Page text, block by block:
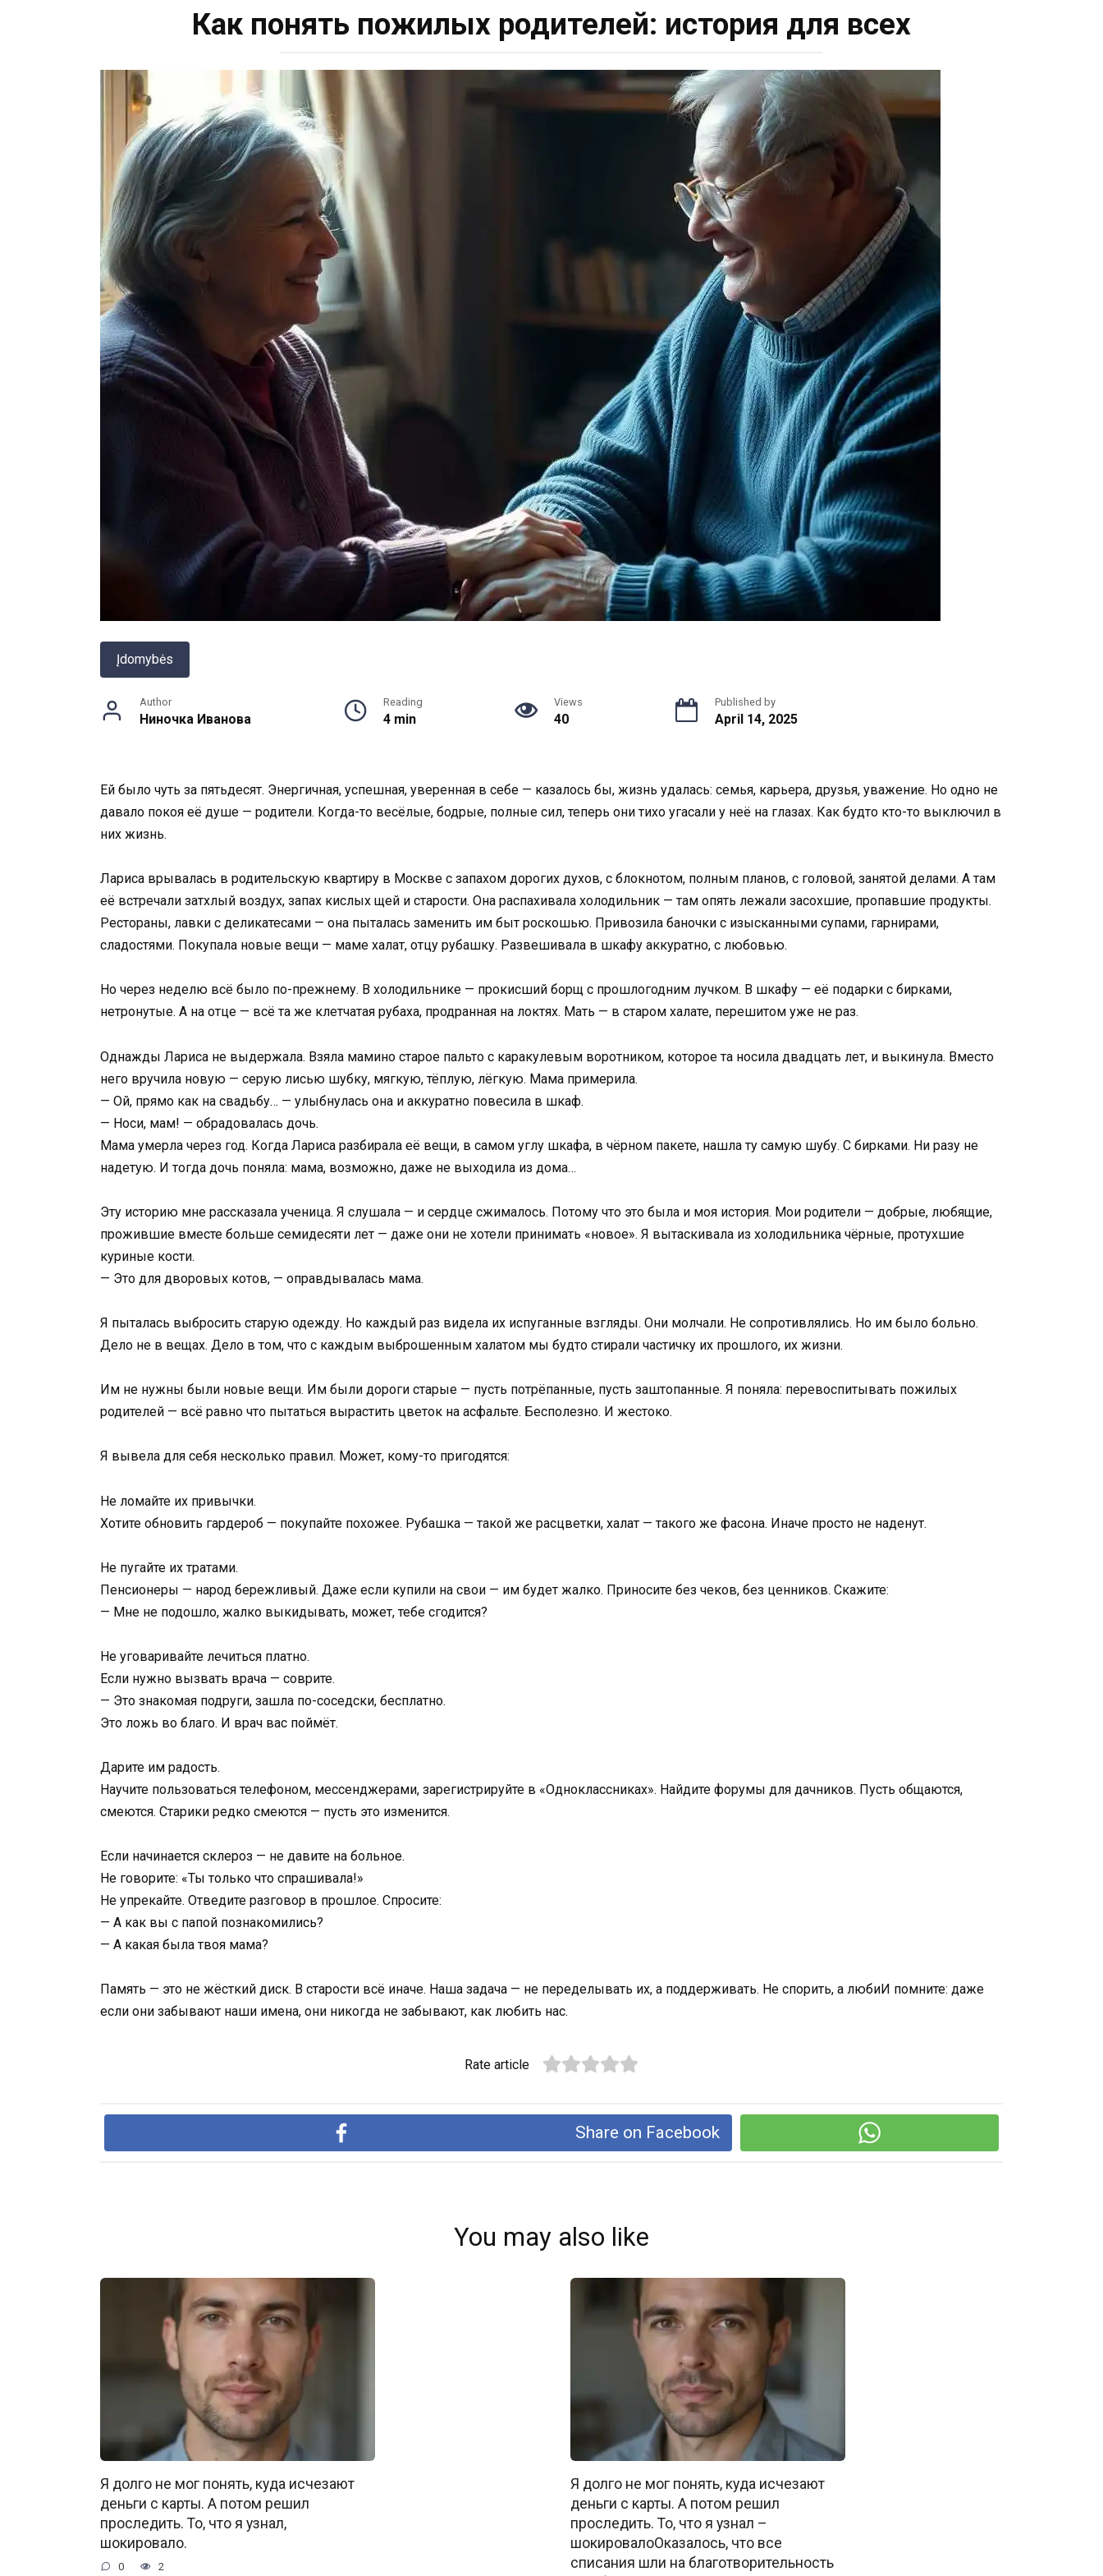
Как понять пожилых родителей: история для всех
Įdomybės
Author
Ниночка Иванова
Reading
4 min
Views
40
Published by
April 14, 2025
Ей было чуть за пятьдесят. Энергичная, успешная, уверенная в себе — казалось бы, жизнь удалась: семья, карьера, друзья, уважение. Но одно не
давало покоя её душе — родители. Когда-то весёлые, бодрые, полные сил, теперь они тихо угасали у неё на глазах. Как будто кто-то выключил в
них жизнь.
Лариса врывалась в родительскую квартиру в Москве с запахом дорогих духов, с блокнотом, полным планов, с головой, занятой делами. А там
её встречали затхлый воздух, запах кислых щей и старости. Она распахивала холодильник — там опять лежали засохшие, пропавшие продукты.
Рестораны, лавки с деликатесами — она пыталась заменить им быт роскошью. Привозила баночки с изысканными супами, гарнирами,
сладостями. Покупала новые вещи — маме халат, отцу рубашку. Развешивала в шкафу аккуратно, с любовью.
Но через неделю всё было по-прежнему. В холодильнике — прокисший борщ с прошлогодним лучком. В шкафу — её подарки с бирками,
нетронутые. А на отце — всё та же клетчатая рубаха, продранная на локтях. Мать — в старом халате, перешитом уже не раз.
Однажды Лариса не выдержала. Взяла мамино старое пальто с каракулевым воротником, которое та носила двадцать лет, и выкинула. Вместо
него вручила новую — серую лисью шубку, мягкую, тёплую, лёгкую. Мама примерила.
— Ой, прямо как на свадьбу… — улыбнулась она и аккуратно повесила в шкаф.
— Носи, мам! — обрадовалась дочь.
Мама умерла через год. Когда Лариса разбирала её вещи, в самом углу шкафа, в чёрном пакете, нашла ту самую шубу. С бирками. Ни разу не
надетую. И тогда дочь поняла: мама, возможно, даже не выходила из дома…
Эту историю мне рассказала ученица. Я слушала — и сердце сжималось. Потому что это была и моя история. Мои родители — добрые, любящие,
прожившие вместе больше семидесяти лет — даже они не хотели принимать «новое». Я вытаскивала из холодильника чёрные, протухшие
куриные кости.
— Это для дворовых котов, — оправдывалась мама.
Я пыталась выбросить старую одежду. Но каждый раз видела их испуганные взгляды. Они молчали. Не сопротивлялись. Но им было больно.
Дело не в вещах. Дело в том, что с каждым выброшенным халатом мы будто стирали частичку их прошлого, их жизни.
Им не нужны были новые вещи. Им были дороги старые — пусть потрёпанные, пусть заштопанные. Я поняла: перевоспитывать пожилых
родителей — всё равно что пытаться вырастить цветок на асфальте. Бесполезно. И жестоко.
Я вывела для себя несколько правил. Может, кому-то пригодятся:
Не ломайте их привычки.
Хотите обновить гардероб — покупайте похожее. Рубашка — такой же расцветки, халат — такого же фасона. Иначе просто не наденут.
Не пугайте их тратами.
Пенсионеры — народ бережливый. Даже если купили на свои — им будет жалко. Приносите без чеков, без ценников. Скажите:
— Мне не подошло, жалко выкидывать, может, тебе сгодится?
Не уговаривайте лечиться платно.
Если нужно вызвать врача — соврите.
— Это знакомая подруги, зашла по-соседски, бесплатно.
Это ложь во благо. И врач вас поймёт.
Дарите им радость.
Научите пользоваться телефоном, мессенджерами, зарегистрируйте в «Одноклассниках». Найдите форумы для дачников. Пусть общаются,
смеются. Старики редко смеются — пусть это изменится.
Если начинается склероз — не давите на больное.
Не говорите: «Ты только что спрашивала!»
Не упрекайте. Отведите разговор в прошлое. Спросите:
— А как вы с папой познакомились?
— А какая была твоя мама?
Память — это не жёсткий диск. В старости всё иначе. Наша задача — не переделывать их, а поддерживать. Не спорить, а любиИ помните: даже
если они забывают наши имена, они никогда не забывают, как любить нас.
Rate article
Share on Facebook
You may also like
Я долго не мог понять, куда исчезают
деньги с карты. А потом решил
проследить. То, что я узнал,
шокировало.
0 2
Я долго не мог понять, куда исчезают
деньги с карты. А потом решил
проследить. То, что я узнал –
шокировалоОказалось, что все
списания шли на благотворительность